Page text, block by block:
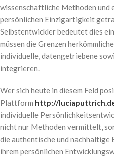
wissenschaftliche Methoden und
persönlichen Einzigartigkeit
Selbstentwickler bedeutet dies
müssen die Grenzen
individuelle, datengetriebene
integrieren.
Wer sich heute in diesem Feld
Plattform http://
individuelle
nicht nur Methoden vermittelt,
die authentische und
ihrem persönlichen